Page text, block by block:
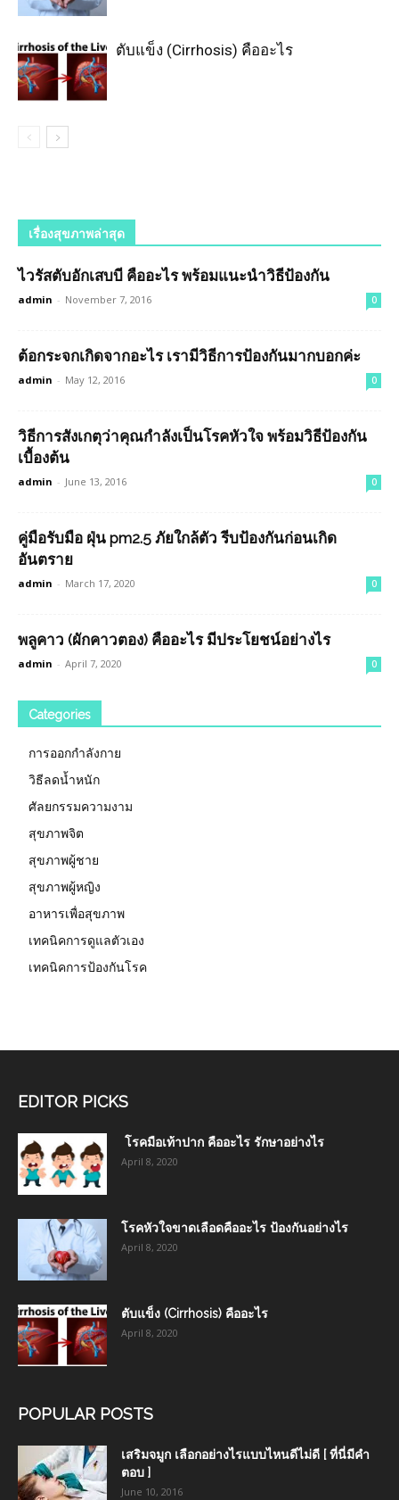
ตับแข็ง (Cirrhosis) คืออะไร
เรื่องสุขภาพล่าสุด
ไวรัสตับอักเสบบี คืออะไร พร้อมแนะนำวิธีป้องกัน
admin - November 7, 2016 0
ต้อกระจกเกิดจากอะไร เรามีวิธีการป้องกันมากบอกค่ะ
admin - May 12, 2016 0
วิธีการสังเกตุว่าคุณกำลังเป็นโรคหัวใจ พร้อมวิธีป้องกัน
เบื้องต้น
admin - June 13, 2016 0
คู่มือรับมือ ฝุ่น pm2.5 ภัยใกล้ตัว รีบป้องกันก่อนเกิด
อันตราย
admin - March 17, 2020 0
พลูคาว (ผักคาวตอง) คืออะไร มีประโยชน์อย่างไร
admin - April 7, 2020 0
Categories
การออกกำลังกาย
วิธีลดน้ำหนัก
ศัลยกรรมความงาม
สุขภาพจิต
สุขภาพผู้ชาย
สุขภาพผู้หญิง
อาหารเพื่อสุขภาพ
เทคนิคการดูแลตัวเอง
เทคนิคการป้องกันโรค
EDITOR PICKS
โรคมือเท้าปาก คืออะไร รักษาอย่างไร
April 8, 2020
โรคหัวใจขาดเลือดคืออะไร ป้องกันอย่างไร
April 8, 2020
ตับแข็ง (Cirrhosis) คืออะไร
April 8, 2020
POPULAR POSTS
เสริมจมูก เลือกอย่างไรแบบไหนดีไม่ดี [ ที่นี่มีคำ
ตอบ ]
June 10, 2016